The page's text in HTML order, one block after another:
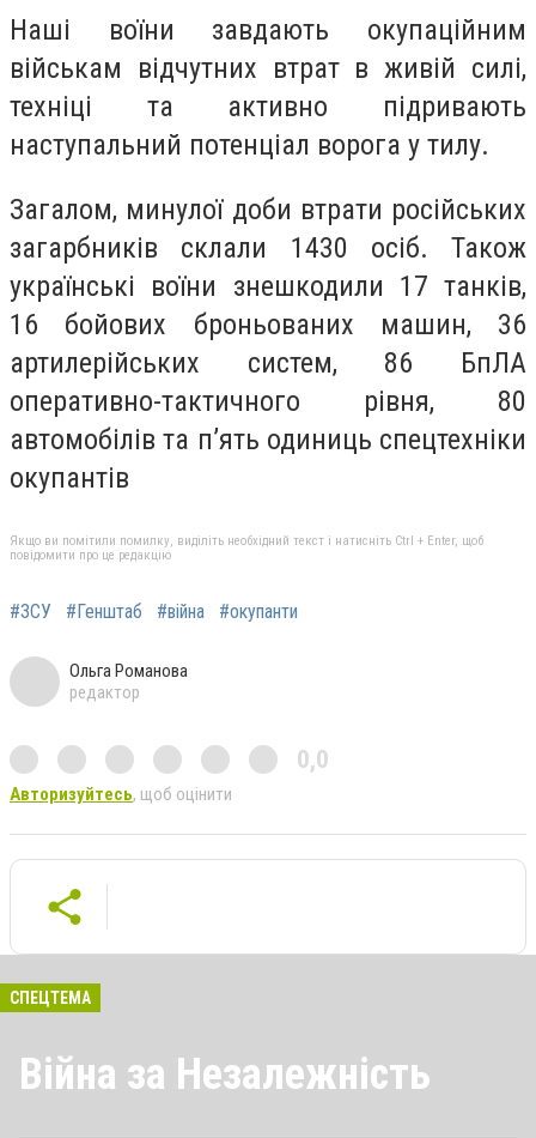
Наші воїни завдають окупаційним
військам відчутних втрат в живій силі,
техніці та активно підривають
наступальний потенціал ворога у тилу.
Загалом, минулої доби втрати російських
загарбників склали 1430 осіб. Також
українські воїни знешкодили 17 танків,
16 бойових броньованих машин, 36
артилерійських систем, 86 БпЛА
оперативно-тактичного рівня, 80
автомобілів та п’ять одиниць спецтехніки
окупантів
Якщо ви помітили помилку, виділіть необхідний текст і натисніть Ctrl + Enter, щоб
повідомити про це редакцію
#ЗСУ #Генштаб #війна #окупанти
Ольга Романова
редактор
0,0
Авторизуйтесь, щоб оцінити
СПЕЦТЕМА
Війна за Незалежність